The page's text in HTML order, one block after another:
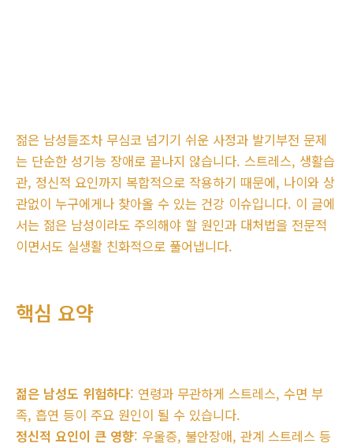
젊은 남성들조차 무심코 넘기기 쉬운 사정과 발기부전 문제
는 단순한 성기능 장애로 끝나지 않습니다. 스트레스, 생활습
관, 정신적 요인까지 복합적으로 작용하기 때문에, 나이와 상
관없이 누구에게나 찾아올 수 있는 건강 이슈입니다. 이 글에
서는 젊은 남성이라도 주의해야 할 원인과 대처법을 전문적
이면서도 실생활 친화적으로 풀어냅니다.
핵심 요약
젊은 남성도 위험하다: 연령과 무관하게 스트레스, 수면 부
족, 흡연 등이 주요 원인이 될 수 있습니다.
정신적 요인이 큰 영향: 우울증, 불안장애, 관계 스트레스 등